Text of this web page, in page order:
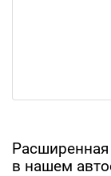
Расширенная
в нашем